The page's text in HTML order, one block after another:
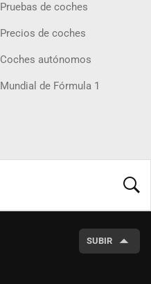
Pruebas de coches
Precios de coches
Coches autónomos
Mundial de Fórmula 1
SUBIR